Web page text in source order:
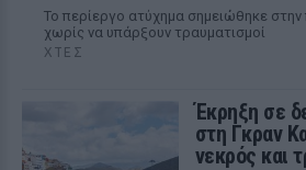
Το περίεργο ατύχημα σημειώθηκε
χωρίς να υπάρξουν τραυματισμοί
ΧΤΕΣ
Έκρηξη σε
στη Γκραν
νεκρός και